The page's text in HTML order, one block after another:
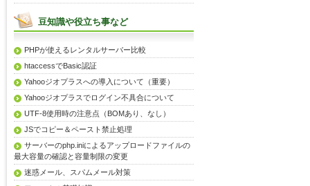
豆知識や役立ち事など
PHPが使えるレンタルサーバー比較
htaccessでBasic認証
Yahooジオプラスへの導入について（重要）
Yahooジオプラスでログイン不具合について
UTF-8使用時の注意点（BOMあり、なし）
JSでコピー＆ペースト禁止処理
サーバーのphp.iniによるアップロードファイルの
最大容量の確認と容量制限の変更
迷惑メール、スパムメール対策